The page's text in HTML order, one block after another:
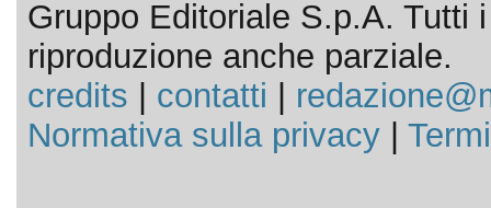
Gruppo Editoriale S.p.A. Tutti
riproduzione anche parziale.
credits
contatti
Normativa sulla privacy|